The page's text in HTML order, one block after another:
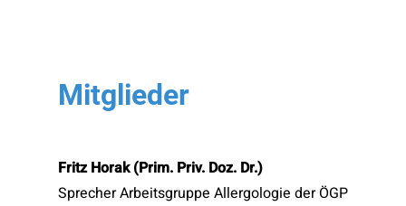
Mitglieder
Fritz Horak (Prim. Priv. Doz. Dr.)
Sprecher Arbeitsgruppe Allergologie der ÖGP